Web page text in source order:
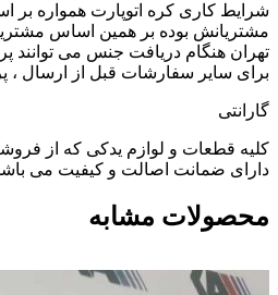
شرایط کاری کره اتوپارت همواره بر
مشتریانش بوده بر همین اساس
تهران هنگام دریافت جنس می توانند
برای سایر سفارشات قبل از ارسال ،
گارانتی
کلیه قطعات و لوازم یدکی که از
دارای ضمانت اصالت و کیفیت می
محصولات مشابه